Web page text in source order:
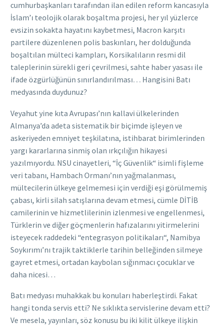
cumhurbaşkanları tarafından ilan edilen reform kancasıyla
İslam’ı teolojik olarak boşaltma projesi, her yıl yüzlerce
evsizin sokakta hayatını kaybetmesi, Macron karşıtı
partilere düzenlenen polis baskınları, her dolduğunda
boşaltılan mülteci kampları, Korsikalıların resmi dil
taleplerinin sürekli geri çevrilmesi, sahte haber yasası ile
ifade özgürlüğünün sınırlandırılması… Hangisini Batı
medyasında duydunuz?
Veyahut yine kıta Avrupası’nın kallavi ülkelerinden
Almanya’da adeta sistematik bir biçimde işleyen ve
askeriyeden emniyet teşkilatına, istihbarat birimlerinden
yargı kararlarına sinmiş olan ırkçılığın hikayesi
yazılmıyordu. NSU cinayetleri, “İç Güvenlik“ isimli fişleme
veri tabanı, Hambach Ormanı’nın yağmalanması,
mültecilerin ülkeye gelmemesi için verdiği eşi görülmemiş
çabası, kirli silah satışlarına devam etmesi, cümle DİTİB
camilerinin ve hizmetlilerinin izlenmesi ve engellenmesi,
Türklerin ve diğer göçmenlerin hafızalarını yitirmelerini
isteyecek raddedeki “entegrasyon politikaları“, Namibya
Soykırımı’nı trajik taktiklerle tarihin belleğinden silmeye
gayret etmesi, ortadan kaybolan sığınmacı çocuklar ve
daha nicesi…
Batı medyası muhakkak bu konuları haberleştirdi. Fakat
hangi tonda servis etti? Ne sıklıkta servislerine devam etti?
Ve mesela, yayınları, söz konusu bu iki kilit ülkeye ilişkin